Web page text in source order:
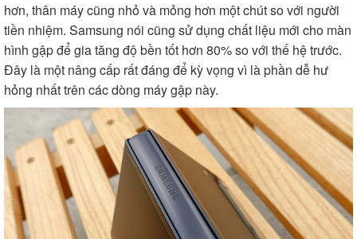
hơn, thân máy cũng nhỏ và mỏng hơn một chút so với người
tiền nhiệm. Samsung nói cũng sử dụng chất liệu mới cho màn
hình gập để gia tăng độ bền tốt hơn 80% so với thế hệ trước.
Đây là một nâng cấp rất đáng để kỳ vọng vì là phần dễ hư
hỏng nhất trên các dòng máy gập này.